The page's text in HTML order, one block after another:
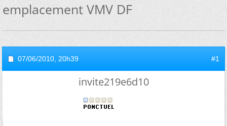
emplacement VMV DF
07/06/2010, 20h39 #1
invite219e6d10